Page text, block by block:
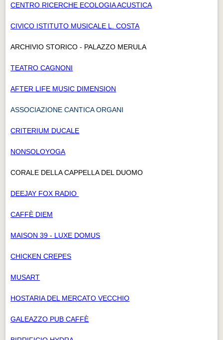
CENTRO RICERCHE ECOLOGIA ACUSTICA
CIVICO ISTITUTO MUSICALE L. COSTA
ARCHIVIO STORICO - PALAZZO MERULA
TEATRO CAGNONI
AFTER LIFE MUSIC DIMENSION
ASSOCIAZIONE CANTICA ORGANI
CRITERIUM DUCALE
NONSOLOYOGA
CORALE DELLA CAPPELLA DEL DUOMO
DEEJAY FOX RADIO
CAFFÈ DIEM
MAISON 39 - LUXE DOMUS
CHICKEN CREPES
MUSART
HOSTARIA DEL MERCATO VECCHIO
GALEAZZO PUB CAFFÈ